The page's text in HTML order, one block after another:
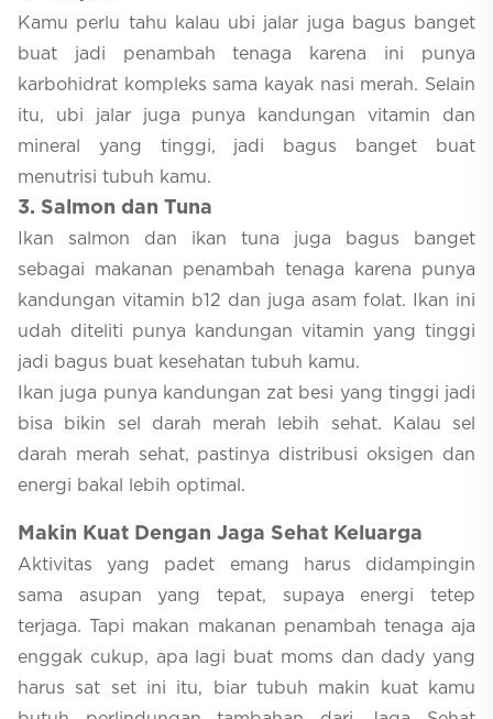
Kamu perlu tahu kalau ubi jalar juga bagus banget
buat jadi penambah tenaga karena ini punya
karbohidrat kompleks sama kayak nasi merah. Selain
itu, ubi jalar juga punya kandungan vitamin dan
mineral yang tinggi, jadi bagus banget buat
menutrisi tubuh kamu.
3. Salmon dan Tuna
Ikan salmon dan ikan tuna juga bagus banget
sebagai makanan penambah tenaga karena punya
kandungan vitamin b12 dan juga asam folat. Ikan ini
udah diteliti punya kandungan vitamin yang tinggi
jadi bagus buat kesehatan tubuh kamu.
Ikan juga punya kandungan zat besi yang tinggi jadi
bisa bikin sel darah merah lebih sehat. Kalau sel
darah merah sehat, pastinya distribusi oksigen dan
energi bakal lebih optimal.
Makin Kuat Dengan Jaga Sehat Keluarga
Aktivitas yang padet emang harus didampingin
sama asupan yang tepat, supaya energi tetep
terjaga. Tapi makan makanan penambah tenaga aja
enggak cukup, apa lagi buat moms dan dady yang
harus sat set ini itu, biar tubuh makin kuat kamu